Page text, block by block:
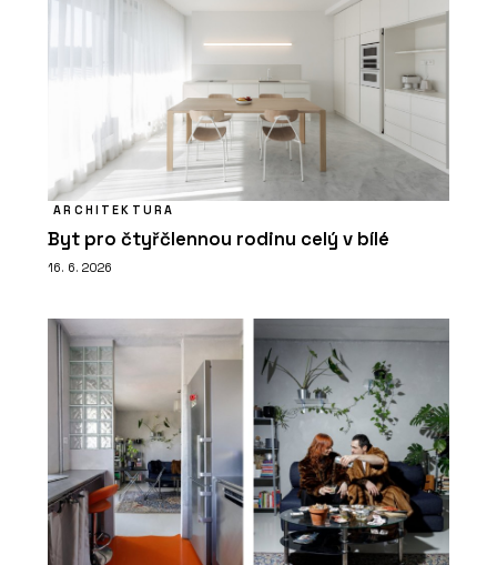
ARCHITEKTURA
Byt pro čtyřčlennou rodinu celý v bílé
16. 6. 2026